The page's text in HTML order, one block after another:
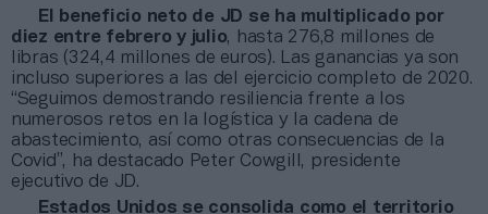
El beneficio neto de JD se ha multiplicado por
diez entre febrero y julio, hasta 276,8 millones de
libras (324,4 millones de euros). Las ganancias ya son
incluso superiores a las del ejercicio completo de 2020.
“Seguimos demostrando resiliencia frente a los
numerosos retos en la logística y la cadena de
abastecimiento, así como otras consecuencias de la
Covid”, ha destacado Peter Cowgill, presidente
ejecutivo de JD.
Estados Unidos se consolida como el territorio